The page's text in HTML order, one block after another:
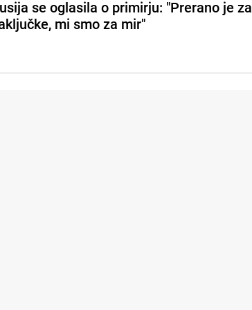
se oglasila o primirju: "Prerano je za
mi smo za mir"